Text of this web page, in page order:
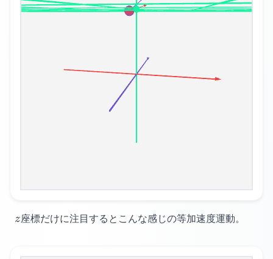
z
z座標だけに注目するとこんな感じの等加速度運動。